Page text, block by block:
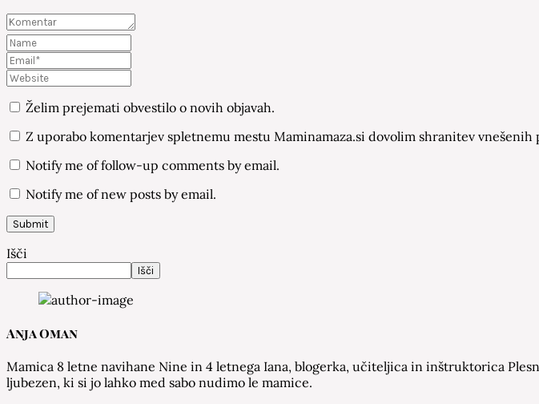
Želim prejemati obvestilo o novih objavah.
Z uporabo komentarjev spletnemu mestu Maminamaza.si dovolim shranitev vnešenih
Notify me of follow-up comments by email.
Notify me of new posts by email.
Išči
Išči
Anja Oman
Mamica 8 letne navihane Nine in 4 letnega Iana, blogerka, učiteljica in inštruktorica
ljubezen, ki si jo lahko med sabo nudimo le mamice.